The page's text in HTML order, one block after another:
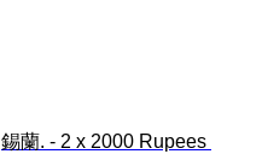
錫蘭. - 2 x 2000 Rupees